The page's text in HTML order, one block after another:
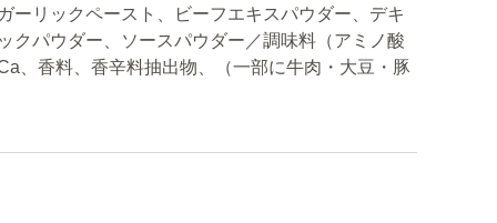
ーリックペースト、ビーフエキスパウダー、デキ
クパウダー、ソースパウダー／調味料（アミノ酸
、香料、香辛料抽出物、（一部に牛肉・大豆・豚